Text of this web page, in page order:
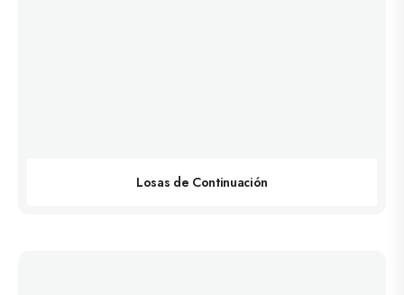
Losas de Continuación